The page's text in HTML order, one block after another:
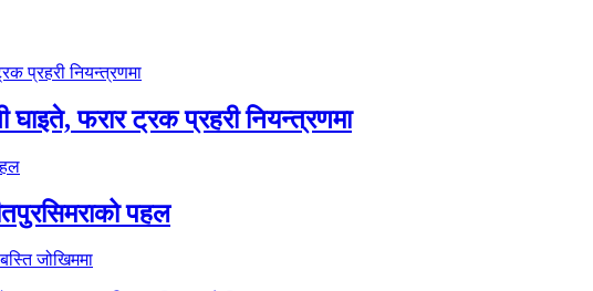
फरार ट्रक प्रहरी नियन्त्रणमा
पहल